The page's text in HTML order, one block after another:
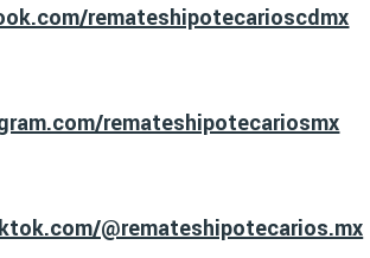
remateshipotecarioscdmx
remateshipotecariosmx
@remateshipotecarios.mx